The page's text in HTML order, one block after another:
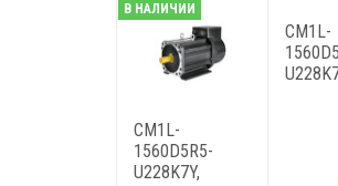
В НАЛИЧИИ
CM1L-
CM1L-
1560D5R5-
U228K7Y,